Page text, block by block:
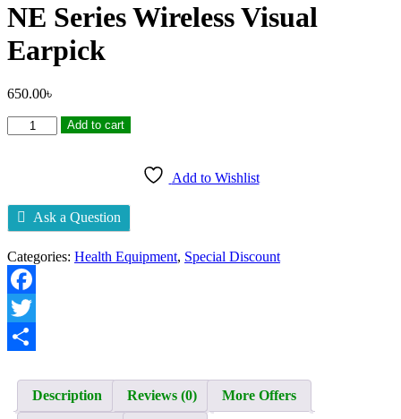
NE Series Wireless Visual
Earpick
650.00৳
Series
quantity
Add to cart
Add to Wishlist
Ask a Question
Categories: Health Equipment, Special Discount
Facebook
Twitter
Description
Reviews (0) More Offers